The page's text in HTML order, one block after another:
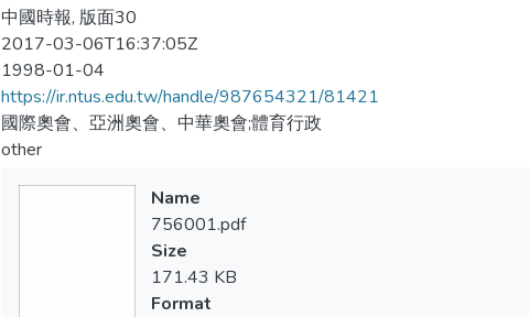
中國時報, 版面30
2017-03-06T16:37:05Z
1998-01-04
https://ir.ntus.edu.tw/handle/987654321/81421
國際奧會、亞洲奧會、中華奧會;體育行政
other
Name
756001.pdf
Size
171.43 KB
Format